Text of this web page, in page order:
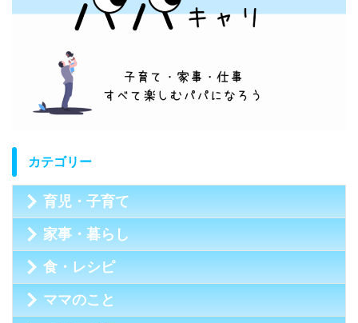
カテゴリー
育児・子育て
家事・暮らし
食・レシピ
ママのこと